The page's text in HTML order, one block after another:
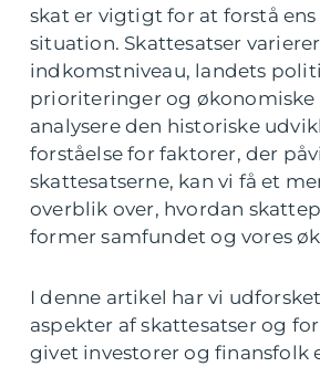
skat er vigtigt for at forstå
situation. Skattesatser
indkomstniveau, landets
prioriteringer og økonomiske
analysere den historiske
forståelse for faktorer, der
skattesatserne, kan vi få et
overblik over, hvordan
former samfundet og vores
I denne artikel har vi
aspekter af skattesatser og
givet investorer og finansfolk